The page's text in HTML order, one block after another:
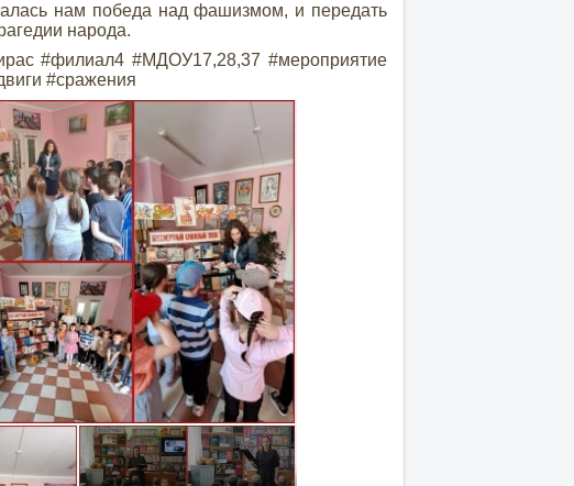
нам победа над фашизмом, и передать
народа.
#филиал4 #МДОУ17,28,37 #мероприятие
#сражения